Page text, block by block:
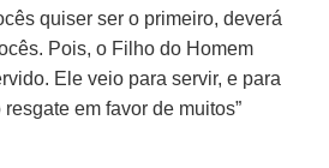
quiser ser o primeiro, deverá
Pois, o Filho do Homem
Ele veio para servir, e para
em favor de muitos”